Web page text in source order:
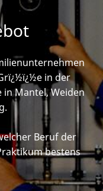
in der
Mantel, Weiden
Beruf der
bestens